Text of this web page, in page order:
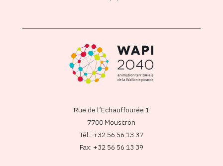
Rue de l’Echauffourée 1
7700 Mouscron
Tél.: +32 56 56 13 37
Fax: +32 56 56 13 39